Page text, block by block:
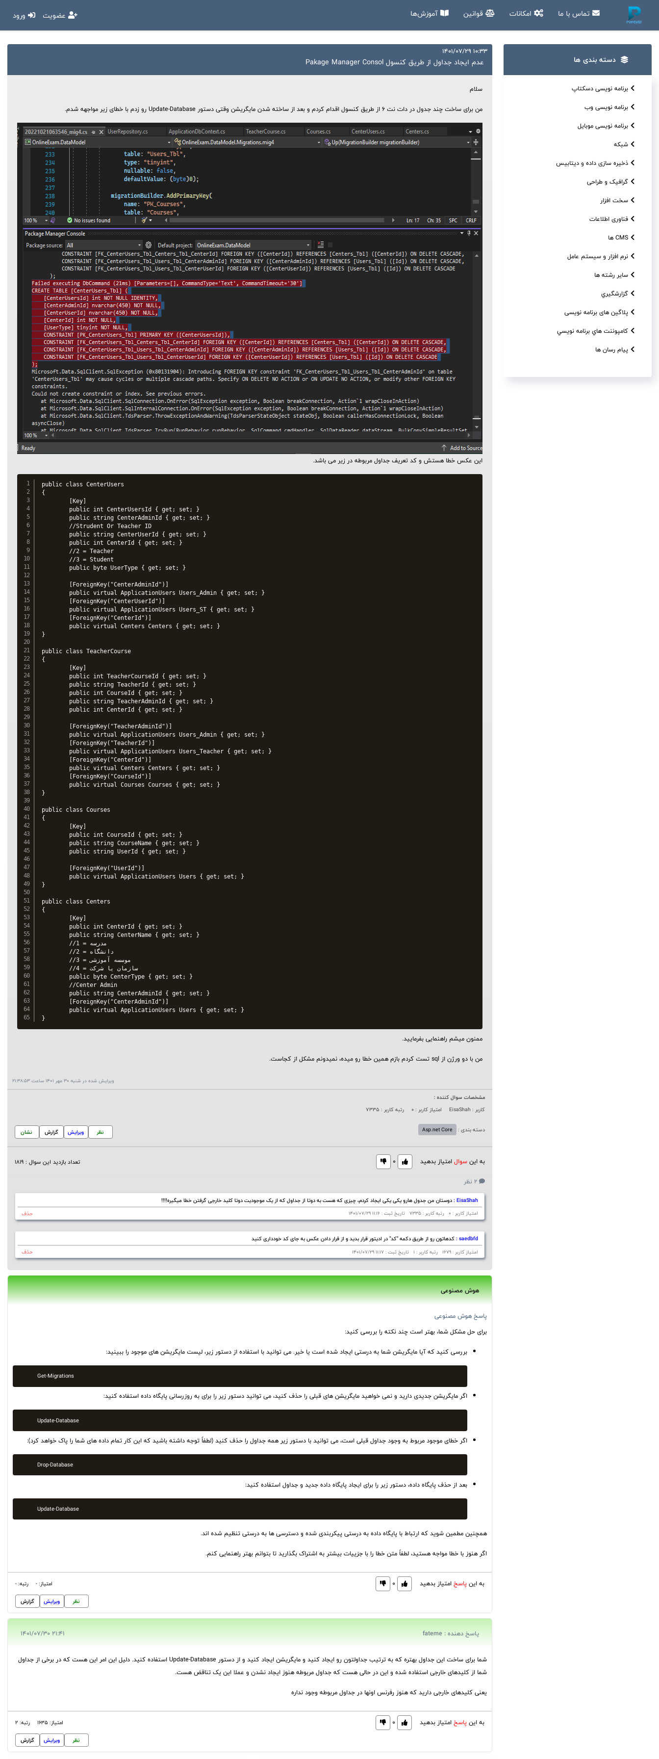
تماس با ما امکانات قوانین آموزش‌ها ورود عضویت
دسته بندی ها
برنامه نویسی دسکتاپ
برنامه نویسی وب
برنامه نویسی موبایل
شبکه
ذخیره سازی داده و دیتابیس
گرافیک و طراحی
سخت افزار
فناوری اطلاعات
CMS ها
نرم افزار و سیستم عامل
سایر رشته ها
گزارشگيري
پلاگین های برنامه نویسی
کامپوننت هاي برنامه نويسي
پیام رسان ها
10:33 1401/07/29
عدم ایجاد جداول از طریق کنسول Pakage Manager Consol
سلام
من برای ساخت چند جدول در دات نت 6 از طریق کنسول اقدام کردم و بعد از ساخته شدن مایگریشن وقتی دستور Update-Database رو زدم با خطای زیر مواجهه شدم.
این عکس خطا هستش و کد تعریف جداول مربوطه در زیر می باشد.
public class CenterUsers
{
        [Key]
        public int CenterUsersId { get; set; }
        public string CenterAdminId { get; set; }
        //Strudent Or Teacher ID
        public string CenterUserId { get; set; }
        public int CenterId { get; set; }
        //2 = Teacher
        //3 = Student
        public byte UserType { get; set; }
        [ForeignKey("CenterAdminId")]
        public virtual ApplicationUsers Users_Admin { get; set; }
        [ForeignKey("CenterUserId")]
        public virtual ApplicationUsers Users_ST { get; set; }
        [ForeignKey("CenterId")]
        public virtual Centers Centers { get; set; }
}
public class TeacherCourse
{
        [Key]
        public int TeacherCourseId { get; set; }
        public string TeacherId { get; set; }
        public int CourseId { get; set; }
        public string TeacherAdminId { get; set; }
        public int CenterId { get; set; }
        [ForeignKey("TeacherAdminId")]
        public virtual ApplicationUsers Users_Admin { get; set; }
        [ForeignKey("TeacherId")]
        public virtual ApplicationUsers Users_Teacher { get; set; }
        [ForeignKey("CenterId")]
        public virtual Centers Centers { get; set; }
        [ForeignKey("CourseId")]
        public virtual Courses Courses { get; set; }
}
public class Courses
{
        [Key]
        public int CourseId { get; set; }
        public string CourseName { get; set; }
        public string UserId { get; set; }
        [ForeignKey("UserId")]
        public virtual ApplicationUsers Users { get; set; }
}
public class Centers
{
        [Key]
        public int CenterId { get; set; }
        public string CenterName { get; set; }
        //1 = مدرسه
        //2 = دانشگاه
        //3 = موسسه آموزشی
        //4 = سازمان یا شرکت
        public byte CenterType { get; set; }
        //Center Admin
        public string CenterAdminId { get; set; }
        [ForeignKey("CenterAdminId")]
        public virtual ApplicationUsers Users { get; set; }
}
ممنون میشم راهنمایی بفرمایید.
من با دو ورژن از sql تست کردم بازم همین خطا رو میده، نمیدونم مشکل از کجاست.
ویرایش شده در شنبه 30 مهر 1401 ساعت 21:38:53
مشخصات سوال کننده :
کاربر : EisaShah
امتیاز کاربر : 0 رتبه کاربر : 7335
دسته بندی : Asp.net Core نظر ویرایش گزارش نشان
به اینسوالامتیاز بدهید 0
تعداد بازدید این سوال : 1819
2 نظر
EisaShah : دوستان من جدول هارو یکی یکی ایجاد کردم، چیزی که هست به دوتا از جداول که از یک موجودیت دوتا کلید خارجی گرفتن خطا میگیره!!!!
امتیاز کاربر : 0 رتبه کاربر : 7335 تاریخ ثبت : 11:16 1401/07/29 حذف
saedbfd : کدهاتون رو از طریق دکمه "کد" در ادیتور قرار بدید و از قرار دادن عکس به جای کد خودداری کنید
امتیاز کاربر : 1679 رتبه کاربر : 1 تاریخ ثبت : 11:17 1401/07/29 حذف
هوش مصنوعی
پاسخ هوش مصنوعی
برای حل مشکل شما، بهتر است چند نکته را بررسی کنید:
بررسی کنید که آیا مایگریشن شما به درستی ایجاد شده است یا خیر. می توانید با استفاده از دستور زیر، لیست مایگریشن های موجود را ببینید:
Get-Migrations
اگر مایگریشن جدیدی دارید و نمی خواهید مایگریشن های قبلی را حذف کنید، می توانید دستور زیر را برای به روزرسانی پایگاه داده استفاده کنید:
Update-Database
اگر خطای موجود مربوط به وجود جداول قبلی است، می توانید با دستور زیر همه جداول را حذف کنید (لطفاً توجه داشته باشید که این کار تمام داده های شما را پاک خواهد کرد):
Drop-Database
بعد از حذف پایگاه داده، دستور زیر را برای ایجاد پایگاه داده جدید و جداول استفاده کنید:
Update-Database
همچنین مطمین شوید که ارتباط با پایگاه داده به درستی پیکربندی شده و دسترسی ها به درستی تنظیم شده اند.
اگر هنوز با خطا مواجه هستید، لطفاً متن خطا را با جزییات بیشتر به اشتراک بگذارید تا بتوانم بهتر راهنمایی کنم.
به اینپاسخامتیاز بدهید 0 امتیاز: -
رتبه: -
نظر
ویرایش گزارش
پاسخ دهنده : fateme 21:41 1401/07/30
شما برای ساخت این جداول بهتره که به ترتیب جداولتون رو ایجاد کنید و مایگریشن ایجاد کنید و از دستور Update-Database استفاده کنید. دلیل این امر این هست که در برخی از جداول
شما از کلیدهای خارجی استفاده شده و این در حالی هست که جداول مربوطه هنوز ایجاد نشدن و عملا این یک تناقض هست.
یعنی کلیدهای خارجی دارید که هنوز رفرنس اونها در جداول مربوطه وجود نداره
به اینپاسخامتیاز بدهید 0 امتیاز: 1635
رتبه: 2
نظر
ویرایش گزارش